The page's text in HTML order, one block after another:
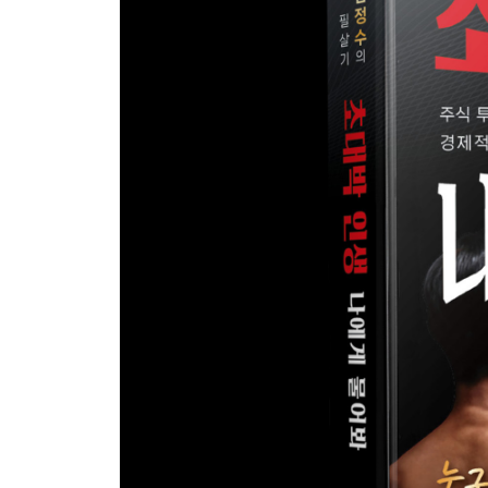
02 소박 인생: Routine & Must만 수행 147
1) 꾸준한 루틴으로 필수 과제를 수행하고 소박한
03 중박 인생: 행운 없이 Routine & Must를 수행하
1) 중박의 기술: 루틴, 필수, 열정, 능력의 조화로
2) 인생을 바꾸는 균형의 힘: 중박 인생의 가치 158
Like와 Well을 추구할 때 행운이 도래 161
2) 루틴, 필수, 열정, 능력 그리고 행운이 가져오는
05 초대박 인생: Routine & Must를 수행하고
Like와 Well을 추구할 때 좋은 천운이 도래 170
1) 루틴, 필수, 열정, 능력 그리고 천운의 조화로 초